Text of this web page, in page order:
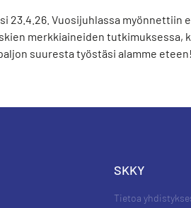
23.4.26. Vuosijuhlassa
merkkiaineiden tutkimuksessa,
suuresta työstäsi alamme eteen!
SKKY
Tietoa